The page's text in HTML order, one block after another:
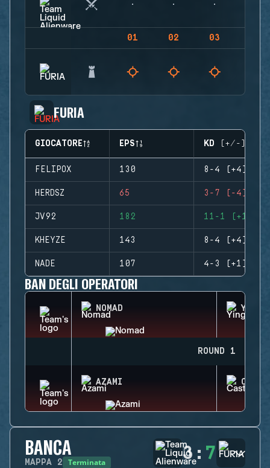
01 02 03
FURIA
GIOCATORE EPS KD (+/-)
FELIPOX 130 8-4 (+4)
HERDSZ 65 3-7 (-4)
JV92 182 11-1 (+10)
KHEYZE 143 8-4 (+4)
NADE 107 4-3 (+1)
BAN DEGLI OPERATORI
NOMAD YING
ROUND 1
AZAMI
BANCA
MAPPA 2 Terminata 3 : 7